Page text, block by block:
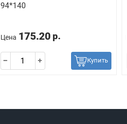
94*140
Цена 175.20 р.
Купить